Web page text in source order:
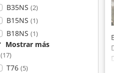
B35NS (2)
B15NS (1)
B18NS (1)
Mostrar más
(17)
T76 (5)